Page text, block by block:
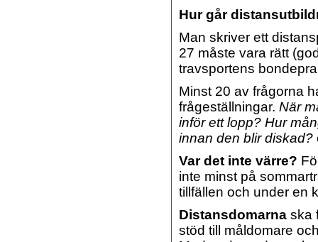
Hur går
Man skriver ett
27 måste vara rätt
travsportens
Minst 20 av frågorna
frågeställningar. När
inför ett lopp? Hur
innan den blir diskad?
Var det inte värre?
inte minst på
tillfällen och under en
Distansdomarna ska
stöd till måldomare